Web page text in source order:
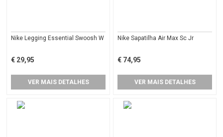
Nike Legging Essential Swoosh W
€ 29,95
VER MAIS DETALHES
Nike Sapatilha Air Max Sc Jr
€ 74,95
VER MAIS DETALHES